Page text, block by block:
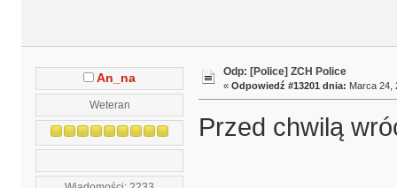
An_na
Weteran
Odp: [Police] ZCH Police
« Odpowiedź #13201 dnia: Marca 24,
Przed chwilą